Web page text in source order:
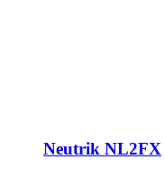
Neutrik NL2FX